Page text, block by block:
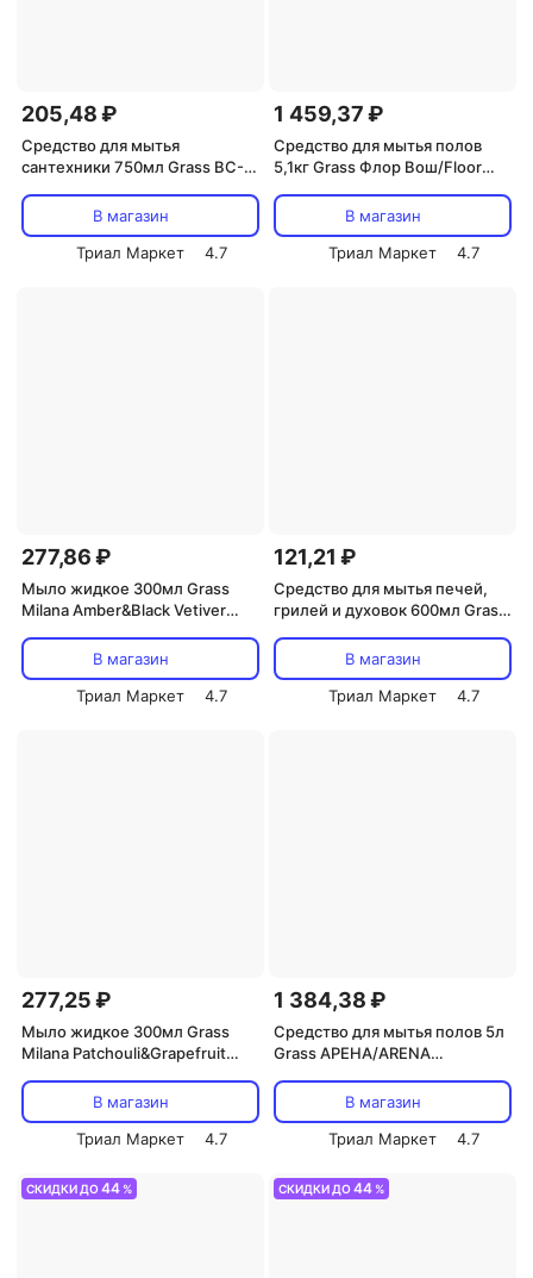
205,48 ₽
Средство для мытья
сантехники 750мл Grass ВС-
В магазин
Триал Маркет
4.7
1 459,37 ₽
Средство для мытья полов
5,1кг Grass Флор Вош/Floor
В магазин
Триал Маркет
4.7
277,86 ₽
Мыло жидкое 300мл Grass
Milana Amber&Black Vetiver
дозатором (125711)
В магазин
Триал Маркет
4.7
121,21 ₽
Средство для мытья печей,
грилей и духовок 600мл Grass
В магазин
Триал Маркет
4.7
277,25 ₽
Мыло жидкое 300мл Grass
Milana Patchouli&Grapefruit
дозатором (125712)
В магазин
Триал Маркет
4.7
1 384,38 ₽
Средство для мытья полов 5л
Grass АРЕНА/ARENA
В магазин
Триал Маркет
4.7
СКИДКИ ДО44 % СКИДКИ ДО44 %